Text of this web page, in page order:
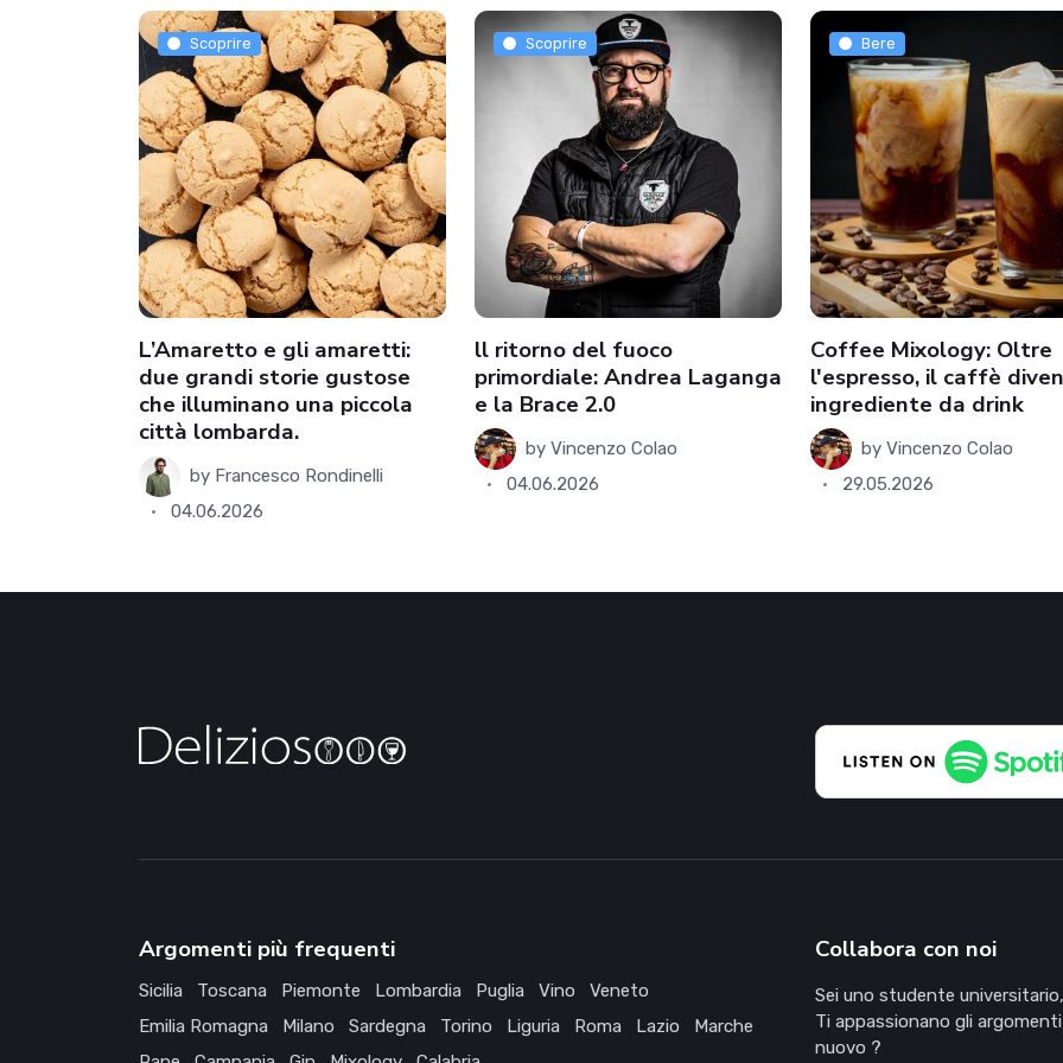
Scoprire
L’Amaretto e gli amaretti:
due grandi storie gustose
che illuminano una piccola
città lombarda.
by Francesco Rondinelli
04.06.2026
Scoprire
ll ritorno del fuoco
primordiale: Andrea Laganga
e la Brace 2.0
by Vincenzo Colao
04.06.2026
Bere
Coffee Mixology: Oltre
l'espresso, il caffè
ingrediente da drink
by Vincenzo Colao
29.05.2026
Argomenti più frequenti
Sicilia Toscana Piemonte Lombardia Puglia Vino
Veneto
Emilia Romagna
Milano Sardegna Torino Liguria Roma Lazio
Marche
Collabora con noi
Sei uno studente
Ti appassionano gli
nuovo ?